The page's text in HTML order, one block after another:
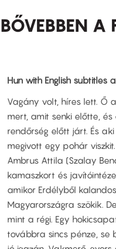
BŐVEBBEN A
Hun with English subtitles
Vagány volt, híres lett. Ő
mert, amit senki előtte,
rendőrség előtt járt. És
megivott egy pohár viszkit.
Ambrus Attila (Szalay
kamaszkort és
amikor Erdélyből
Magyarországra szökik.
mint a régi. Egy
továbbra sincs pénze, se